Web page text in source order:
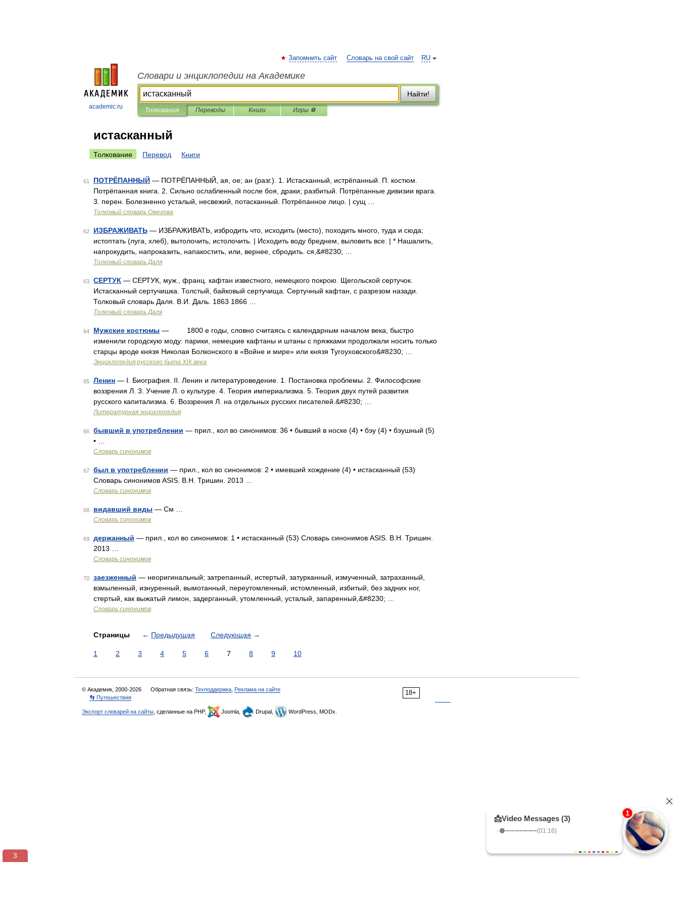
academic.ru
RU
Запомнить сайт Словарь на свой сайт
Словари и энциклопедии на Академике
Найти!
Толкования Переводы Книги Игры ⚽
истасканный
Толкование Перевод Книги
61 ПОТРЁПАННЫЙ — ПОТРЁПАННЫЙ, ая, ое; ан (разг.). 1. Истасканный, истрёпанный. П. костюм.
Потрёпанная книга. 2. Сильно ослабленный после боя, драки; разбитый. Потрёпанные дивизии врага.
3. перен. Болезненно усталый, несвежий, потасканный. Потрёпанное лицо. | сущ …
Толковый словарь Ожегова
62 ИЗБРАЖИВАТЬ — ИЗБРАЖИВАТЬ, избродить что, исходить (место), походить много, туда и сюда;
истоптать (луга, хлеб), вытолочить, истолочить. | Исходить воду бреднем, выловить все. | * Нашалить,
напрокудить, напроказить, напакостить, или, вернее, сбродить. ся,&#8230; …
Толковый словарь Даля
63 СЕРТУК — СЕРТУК, муж., франц. кафтан известного, немецкого покрою. Щегольской сертучок.
Истасканный сертучишка. Толстый, байковый сертучища. Сертучный кафтан, с разрезом назади.
Толковый словарь Даля. В.И. Даль. 1863 1866 …
Толковый словарь Даля
64 Мужские костюмы — 1800 е годы, словно считаясь с календарным началом века, быстро
изменили городскую моду: парики, немецкие кафтаны и штаны с пряжками продолжали носить только
старцы вроде князя Николая Болконского в «Войне и мире» или князя Тугоуховского&#8230; …
Энциклопедия русского быта XIX века
65 Ленин — I. Биография. II. Ленин и литературоведение. 1. Постановка проблемы. 2. Философские
воззрения Л. 3. Учение Л. о культуре. 4. Теория империализма. 5. Теория двух путей развития
русского капитализма. 6. Воззрения Л. на отдельных русских писателей.&#8230; …
Литературная энциклопедия
66 бывший в употреблении — прил., кол во синонимов: 36 • бывший в носке (4) • бэу (4) • бэушный (5)
• …
Словарь синонимов
67 был в употреблении — прил., кол во синонимов: 2 • имевший хождение (4) • истасканный (53)
Словарь синонимов ASIS. В.Н. Тришин. 2013 …
Словарь синонимов
68 видавший виды — См …
Словарь синонимов
69 держанный — прил., кол во синонимов: 1 • истасканный (53) Словарь синонимов ASIS. В.Н. Тришин.
2013 …
Словарь синонимов
70 заезженный — неоригинальный; затрепанный, истертый, затурканный, измученный, затраханный,
взмыленный, изнуренный, вымотанный, переутомленный, истомленный, избитый, без задних ног,
стертый, как выжатый лимон, задерганный, утомленный, усталый, запаренный,&#8230; …
Словарь синонимов
Страницы ← Предыдущая Следующая →
1 2 3 4 5 6 7 8 9 10
18+
© Академик, 2000-2026 Обратная связь: Техподдержка Реклама на сайте
👣 Путешествия
Экспорт словарей на сайты , сделанные на PHP, Joomla, Drupal, WordPress, MODx.
3